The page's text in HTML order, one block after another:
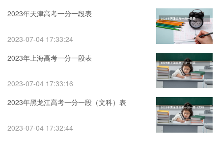
2023年天津高考一分一段表
2023-07-04 17:33:24
2023年上海高考一分一段表
2023-07-04 17:33:16
2023年黑龙江高考一分一段（文科）表
2023-07-04 17:32:44